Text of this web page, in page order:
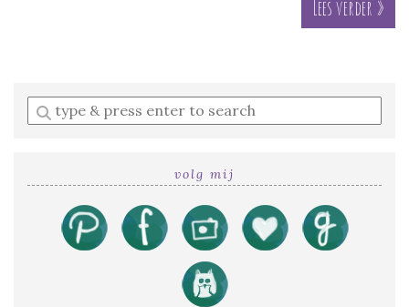
Lees verder »
Enter
a
volg mij